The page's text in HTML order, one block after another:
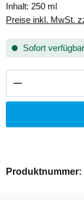
Inhalt: 250 ml
Preise inkl. MwSt.
Sofort
Produkt
Produktnummer: